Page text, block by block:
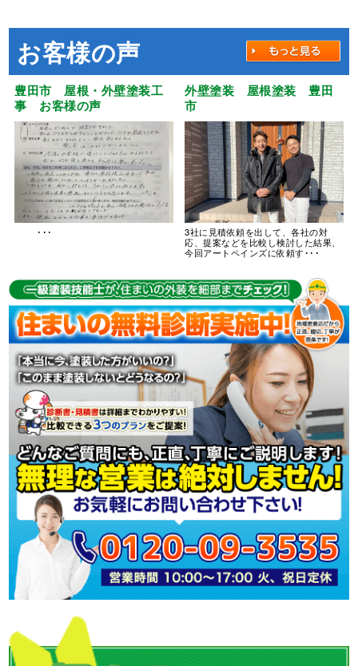
お客様の声
豊田市 屋根・外壁塗装工
事 お客様の声
･･･
外壁塗装 屋根塗装 豊田
市
3社に見積依頼を出して、各社の対
応、提案などを比較し検討した結果、
今回アートペインズに依頼す･･･